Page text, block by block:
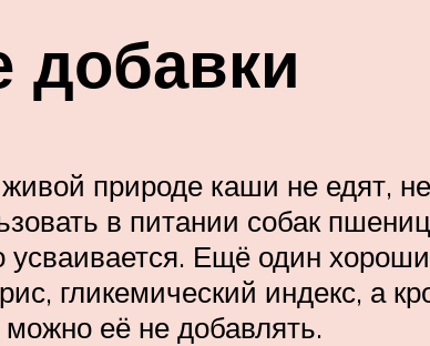
добавки
природе каши не едят,
в питании собак
Ещё один
гликемический индекс, а
можно её не добавлять.